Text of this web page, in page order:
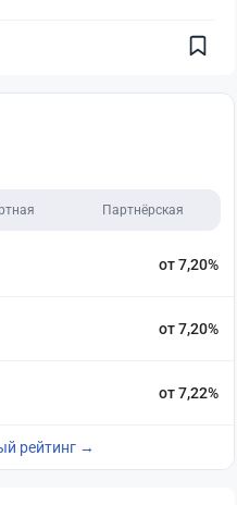
Партнёрская
от 7,20%
от 7,20%
от 7,22%
рейтинг →